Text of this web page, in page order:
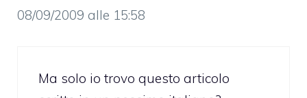
08/09/2009 alle 15:58
Ma solo io trovo questo articolo